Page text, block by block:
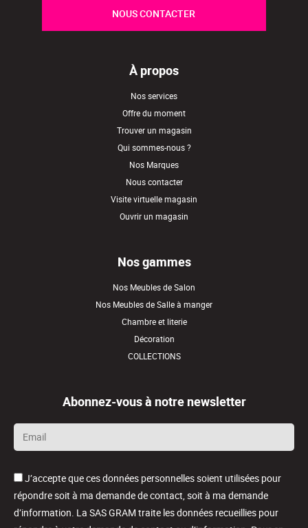
NOUS CONTACTER
À propos
Nos services
Offre du moment
Trouver un magasin
Qui sommes-nous ?
Nos Marques
Nous contacter
Visite virtuelle magasin
Ouvrir un magasin
Nos gammes
Nos Meubles de Salon
Nos Meubles de Salle à manger
Chambre et literie
Décoration
COLLECTIONS
Abonnez-vous à notre newsletter
Email
*
J’accepte que ces données personnelles soient utilisées pour
répondre soit à ma demande de contact, soit à ma demande
d’information. La SAS GRAM traite les données recueillies pour